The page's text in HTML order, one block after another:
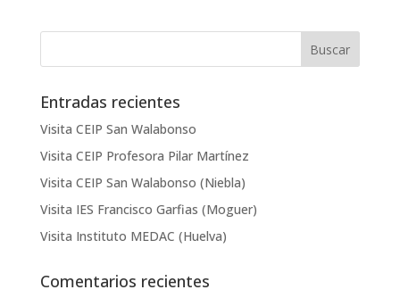
Entradas recientes
Visita CEIP San Walabonso
Visita CEIP Profesora Pilar Martínez
Visita CEIP San Walabonso (Niebla)
Visita IES Francisco Garfias (Moguer)
Visita Instituto MEDAC (Huelva)
Comentarios recientes